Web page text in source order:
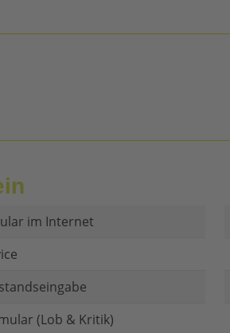
im Internet
(Lob & Kritik)